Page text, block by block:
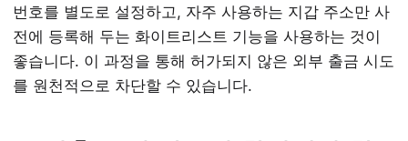
번호를 별도로 설정하고, 자주 사용하는 지갑 주소만 사
전에 등록해 두는 화이트리스트 기능을 사용하는 것이
좋습니다. 이 과정을 통해 허가되지 않은 외부 출금 시도
를 원천적으로 차단할 수 있습니다.